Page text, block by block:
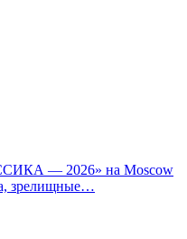
— 2026» на Moscow
зрелищные…